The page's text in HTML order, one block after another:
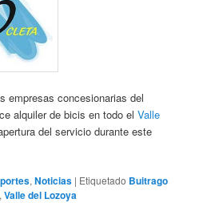
empresas concesionarias del
alquiler de bicis en todo elValle
del servicio durante este
,Noticias | Etiquetado Buitrago
,Valle del Lozoya